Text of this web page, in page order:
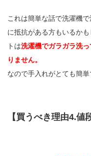
これは簡単な話で洗濯機
に抵抗がある方もいるか
トは洗濯機でガラガラ洗
りません。
なので手入れがとても簡単
【買うべき理由4.値